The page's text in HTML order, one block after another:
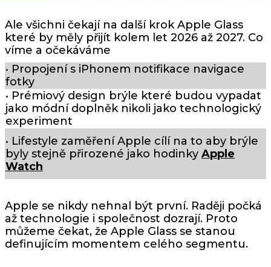
Ale všichni čekají na další krok Apple Glass
které by měly přijít kolem let 2026 až 2027. Co
víme a očekáváme
• Propojení s iPhonem notifikace navigace
fotky
• Prémiový design brýle které budou vypadat
jako módní doplněk nikoli jako technologický
experiment
• Lifestyle zaměření Apple cílí na to aby brýle
byly stejně přirozené jako hodinky Apple
Watch
Apple se nikdy nehnal být první. Raději počká
až technologie i společnost dozrají. Proto
můžeme čekat, že Apple Glass se stanou
definujícím momentem celého segmentu.